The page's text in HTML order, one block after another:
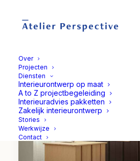
Over
Projecten
Diensten
Interieurontwerp op maat
A to Z projectbegeleiding
Interieuradvies pakketten
Zakelijk interieurontwerp
Stories
Werkwijze
Contact